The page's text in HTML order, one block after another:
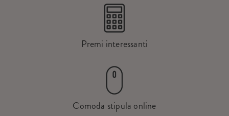
Premi interessanti
Comoda stipula online